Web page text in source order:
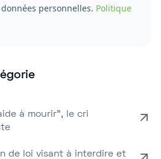
personnelles. Politique
à mourir”, le cri
de loi visant à interdire et